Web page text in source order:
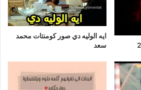
ايه الوليه دي صور كومنتات محمد
سعد